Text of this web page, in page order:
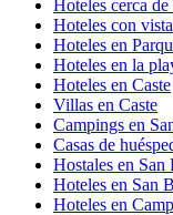
Hoteles cerca
Hoteles con
Hoteles en
Hoteles en la
Hoteles en Caste
Villas en Caste
Campings en
Casas de
Hostales en San
Hoteles en San
Hoteles en